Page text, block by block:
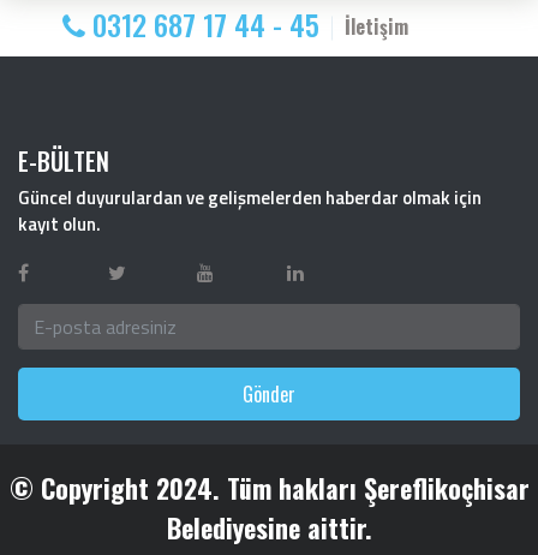
0312 687 17 44 - 45 İletişim
E-BÜLTEN
Güncel duyurulardan ve gelişmelerden haberdar olmak için
kayıt olun.
Gönder
© Copyright 2024. Tüm hakları Şereflikoçhisar
Belediyesine aittir.